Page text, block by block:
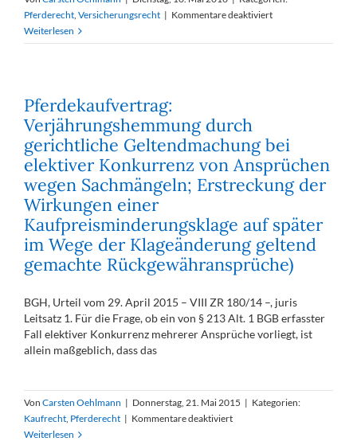
Pferderecht Versicherungsrecht | Kommentare deaktiviertfür
der
Tierarztes
Weiterlesen
Pferdekaufvertrag:
Verjährungshemmung durch
gerichtliche Geltendmachung bei
elektiver Konkurrenz von Ansprüchen
wegen Sachmängeln; Erstreckung der
Wirkungen einer
Kaufpreisminderungsklage auf später
im Wege der Klageänderung geltend
gemachte Rückgewähransprüche)
BGH, Urteil vom 29. April 2015 – VIII ZR 180/14 –, juris
Leitsatz 1. Für die Frage, ob ein von § 213 Alt. 1 BGB erfasster
Fall elektiver Konkurrenz mehrerer Ansprüche vorliegt, ist
allein maßgeblich, dass das
Von Carsten Oehlmann | Donnerstag, 21. Mai 2015 | Kategorien:
Kaufrecht Pferderecht | Kommentare deaktiviertfür
Weiterlesen